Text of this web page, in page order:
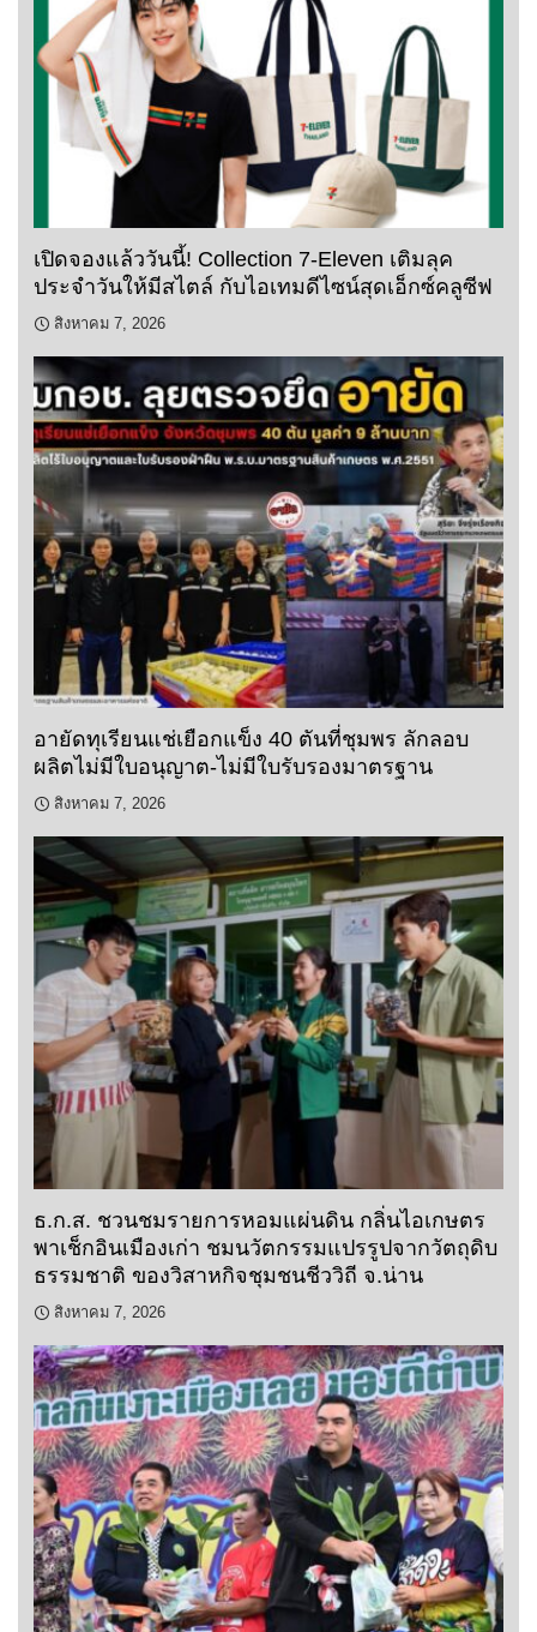
เปิดจองแล้ววันนี้! Collection 7-Eleven เติมลุค
ประจำวันให้มีสไตล์ กับไอเทมดีไซน์สุดเอ็กซ์คลูซีฟ
สิงหาคม 7, 2026
อายัดทุเรียนแช่เยือกแข็ง 40 ตันที่ชุมพร ลักลอบ
ผลิตไม่มีใบอนุญาต-ไม่มีใบรับรองมาตรฐาน
สิงหาคม 7, 2026
ธ.ก.ส. ชวนชมรายการหอมแผ่นดิน กลิ่นไอเกษตร
พาเช็กอินเมืองเก่า ชมนวัตกรรมแปรรูปจากวัตถุดิบ
ธรรมชาติ ของวิสาหกิจชุมชนชีววิถี จ.น่าน
สิงหาคม 7, 2026